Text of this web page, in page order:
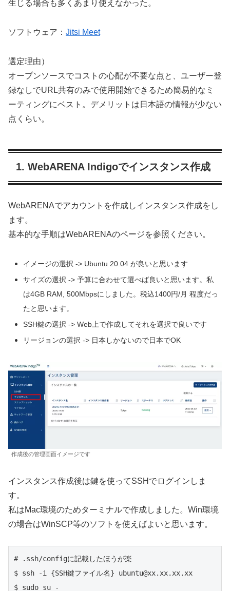
生じる場合も多くあまり使えなかった。
ソフトウェア： Jitsi Meet
選定理由）
オープンソースでコストの心配が不要な点と、ユーザー登
録なしでURL共有のみで使用開始できるため簡易的なミ
ーティングにベスト。デメリットは日本語の情報が少ない
点くらい。
1. WebARENA Indigoでインスタンス作成
WebARENAでアカウントを作成しインスタンス作成をし
ます。
基本的な手順はWebARENAのページを参照ください。
イメージの選択 -> Ubuntu 20.04 が良いと思います
サイズの選択 -> 予算に合わせて選べば良いと思います。私
は4GB RAM, 500Mbpsにしました。税込1400円/月 程度だっ
たと思います。
SSH鍵の選択 -> Web上で作成してそれを選択で良いです
リージョンの選択 -> 日本しかないので日本でOK
作成後の管理画面イメージです
インスタンス作成後は鍵を使ってSSHでログインしま
す。
私はMac環境のためターミナルで作成しました。Win環境
の場合はWinSCP等のソフトを使えばよいと思います。
# .ssh/configに記載したほうが楽
$ ssh -i {SSH鍵ファイル名} ubuntu@xx.xx.xx.xx
$ sudo su -